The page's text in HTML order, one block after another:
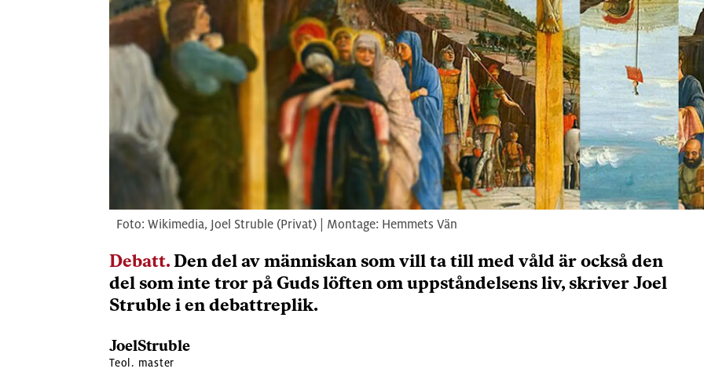
Wikimedia, Joel Struble (Privat) | Montage: Hemmets Vän
Debatt.Den del av människan som vill ta till med våld är också den
del som inte tror på Guds löften om uppståndelsens liv, skriver Joel
Struble i en debattreplik.
JoelStruble
Teol. master